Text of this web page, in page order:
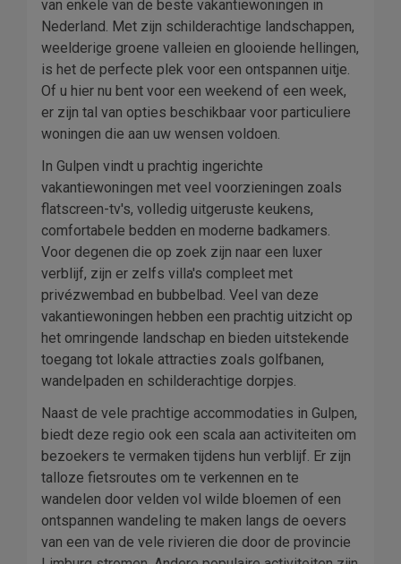
van enkele van de beste vakantiewoningen in
Nederland. Met zijn schilderachtige landschappen,
weelderige groene valleien en glooiende hellingen,
is het de perfecte plek voor een ontspannen uitje.
Of u hier nu bent voor een weekend of een week,
er zijn tal van opties beschikbaar voor particuliere
woningen die aan uw wensen voldoen.
In Gulpen vindt u prachtig ingerichte
vakantiewoningen met veel voorzieningen zoals
flatscreen-tv's, volledig uitgeruste keukens,
comfortabele bedden en moderne badkamers.
Voor degenen die op zoek zijn naar een luxer
verblijf, zijn er zelfs villa's compleet met
privézwembad en bubbelbad. Veel van deze
vakantiewoningen hebben een prachtig uitzicht op
het omringende landschap en bieden uitstekende
toegang tot lokale attracties zoals golfbanen,
wandelpaden en schilderachtige dorpjes.
Naast de vele prachtige accommodaties in Gulpen,
biedt deze regio ook een scala aan activiteiten om
bezoekers te vermaken tijdens hun verblijf. Er zijn
talloze fietsroutes om te verkennen en te
wandelen door velden vol wilde bloemen of een
ontspannen wandeling te maken langs de oevers
van een van de vele rivieren die door de provincie